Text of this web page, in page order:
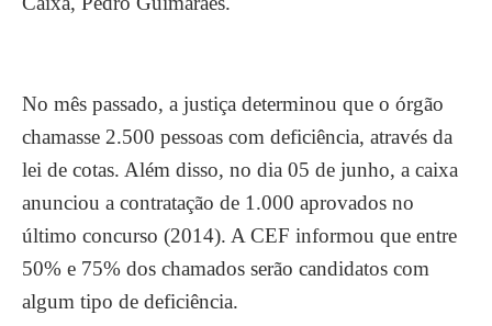
No mês passado, a justiça determinou que o órgão
chamasse 2.500 pessoas com deficiência, através da
lei de cotas. Além disso, no dia 05 de junho, a caixa
anunciou a contratação de 1.000 aprovados no
último concurso (2014). A CEF informou que entre
50% e 75% dos chamados serão candidatos com
algum tipo de deficiência.